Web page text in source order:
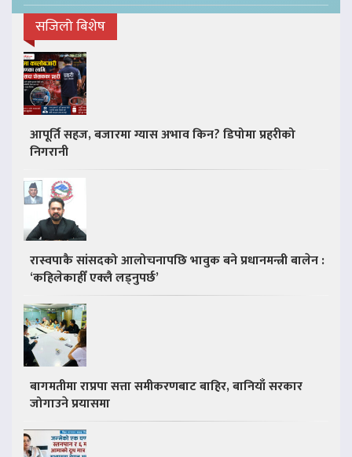
सजिलो बिशेष
आपूर्ति सहज, बजारमा ग्यास अभाव किन? डिपोमा प्रहरीको
निगरानी
रास्वपाकै सांसदको आलोचनापछि भावुक बने प्रधानमन्त्री बालेन :
‘कहिलेकाहीँ एक्लै लड्नुपर्छ’
बागमतीमा राप्रपा सत्ता समीकरणबाट बाहिर, बानियाँ सरकार
जोगाउने प्रयासमा